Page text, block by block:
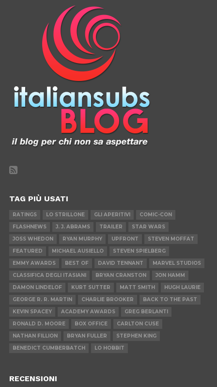
TAG PIÙ USATI
RATINGS LO STRILLONE GLI APERITIVI
COMIC-CON
FLASHNEWS
J. J. ABRAMS TRAILER
STAR WARS
JOSS WHEDON
RYAN MURPHY UPFRONT
STEVEN MOFFAT
FEATURED
MICHAEL AUSIELLO
STEVEN SPIELBERG
EMMY AWARDS
BEST OF DAVID TENNANT
MARVEL STUDIOS
CLASSIFICA DEGLI ITASIANI
BRYAN CRANSTON
JON HAMM
DAMON LINDELOF
KURT SUTTER MATT SMITH
HUGH LAURIE
GEORGE R. R. MARTIN
CHARLIE BROOKER
BACK TO THE PAST
KEVIN SPACEY
ACADEMY AWARDS
GREG BERLANTI
RONALD D. MOORE
BOX OFFICE
CARLTON CUSE
NATHAN FILLION
BRYAN FULLER
STEPHEN KING
BENEDICT CUMBERBATCH
LO HOBBIT
RECENSIONI